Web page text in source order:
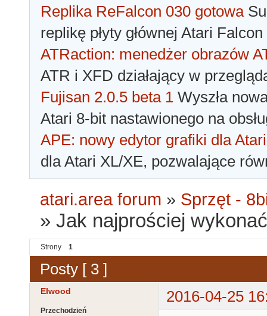
Replika ReFalcon 030 gotowa
replikę płyty głównej Atari
ATRaction: menedżer obrazów
ATR i XFD działający w
Fujisan 2.0.5 beta 1 Wyszła
Atari 8-bit nastawionego na
APE: nowy edytor grafiki dla Atari
dla Atari XL/XE, pozwalające
atari.area forum » Sprzęt -
»Jak najprościej
Strony 1
Posty [ 3 ]
Elwood 2016-04-25
Przechodzień